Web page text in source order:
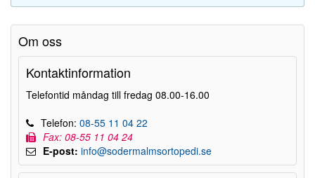
Om oss
Kontaktinformation
Telefontid måndag till fredag 08.00-16.00
Telefon: 08-55 11 04 22
Fax: 08-55 11 04 24
E-post: info@sodermalmsortopedi.se